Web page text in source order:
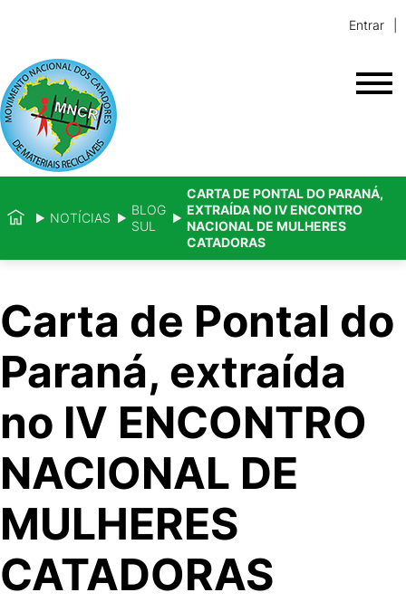
Entrar
NOTÍCIAS
BLOG
SUL
CARTA DE PONTAL DO PARANÁ,
EXTRAÍDA NO IV ENCONTRO
NACIONAL DE MULHERES
CATADORAS
Carta de Pontal do
Paraná, extraída
no IV ENCONTRO
NACIONAL DE
MULHERES
CATADORAS